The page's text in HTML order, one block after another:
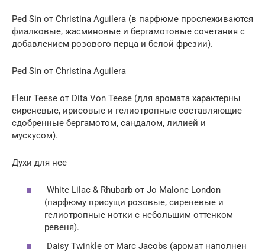
Ped Sin от Christina Aguilera (в парфюме прослеживаются
фиалковые, жасминовые и бергамотовые сочетания с
добавлением розового перца и белой фрезии).
Ped Sin от Christina Aguilera
Fleur Teese от Dita Von Teese (для аромата характерны
сиреневые, ирисовые и гелиотропные составляющие
сдобренные бергамотом, сандалом, лилией и
мускусом).
Духи для нее
White Lilac & Rhubarb от Jo Malone London
(парфюму присущи розовые, сиреневые и
гелиотропные нотки с небольшим оттенком
ревеня).
Daisy Twinkle от Marc Jacobs (аромат наполнен